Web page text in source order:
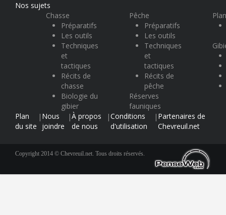
Nos sujets
Chasse
Préparatifs
Les outils
Techniques
et
tactiques
Récits de
chasse
Biologie du
gibier
Pêche
Préparatifs
Les outils
Techniques
et
tactiques
Récits de
pêche
Réserves
fauniques
Plan
du site
| Nous
joindre
|À propos
de nous
|Conditions
d'utilisation
| Partenaires de
Chevreuil.net
Copyright 2014 © Chevreuil.net. Tous droits réservés.